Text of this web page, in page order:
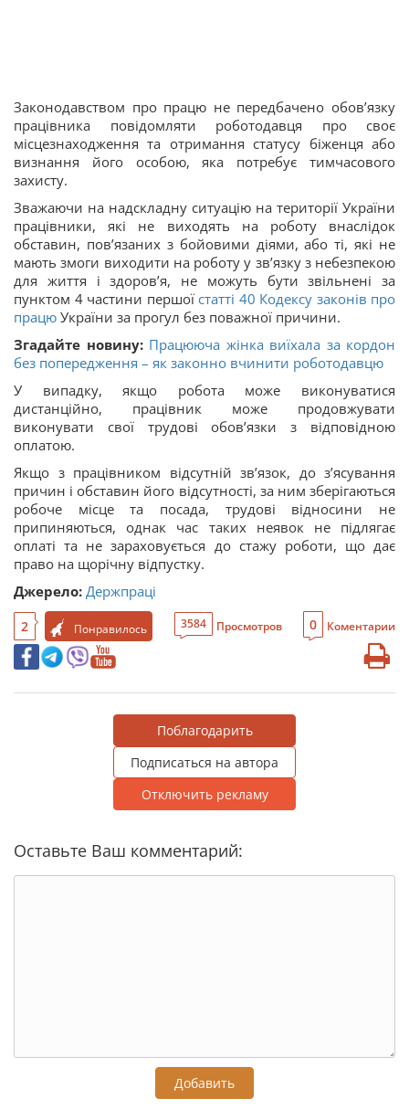
Законодавством про працю не передбачено обов’язку
працівника повідомляти роботодавця про своє
місцезнаходження та отримання статусу біженця або
визнання його особою, яка потребує тимчасового
захисту.
Зважаючи на надскладну ситуацію на території України
працівники, які не виходять на роботу внаслідок
обставин, пов’язаних з бойовими діями, або ті, які не
мають змоги виходити на роботу у зв’язку з небезпекою
для життя і здоров’я, не можуть бути звільнені за
пунктом 4 частини першої статті 40 Кодексу законів про
працю України за прогул без поважної причини.
Згадайте новину: Працююча жінка виїхала за кордон
без попередження – як законно вчинити роботодавцю
У випадку, якщо робота може виконуватися
дистанційно, працівник може продовжувати
виконувати свої трудові обов’язки з відповідною
оплатою.
Якщо з працівником відсутній зв’язок, до з’ясування
причин і обставин його відсутності, за ним зберігаються
робоче місце та посада, трудові відносини не
припиняються, однак час таких неявок не підлягає
оплаті та не зараховується до стажу роботи, що дає
право на щорічну відпустку.
Джерело: Держпраці
2 Понравилось 3584 Просмотров 0 Коментарии
Поблагодарить
Подписаться на автора
Отключить рекламу
Оставьте Ваш комментарий:
Добавить